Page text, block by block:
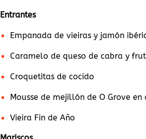
Entrantes
Empanada de vieiras y jamón
Caramelo de queso de cabra y
Croquetitas de cocido
Mousse de mejillón de O Grove
Vieira Fin de Año